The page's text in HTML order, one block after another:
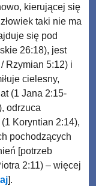
kierującej się
taki nie ma
się pod
26:18), jest
Rzymian 5:12) i
cielesny,
(1 Jana 2:15-
odrzuca
Koryntian 2:14),
pochodzących
[potrzeb
2:11) – więcej
].